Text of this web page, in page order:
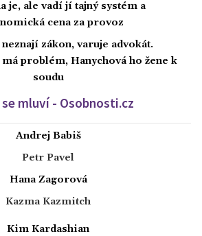
je, ale vadí jí tajný systém a
cena za provoz
zákon, varuje advokát.
problém, Hanychová ho žene k
soudu
mluví - Osobnosti.cz
Andrej Babiš
Petr Pavel
Hana Zagorová
Kazma Kazmitch
Kim Kardashian